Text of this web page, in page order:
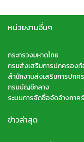
หน่วยงานอื่นๆ
กระทรวงมหาดไทย
กรมส่งเสริมการปกครอง
สำนักงานส่งเสริมการปก
กรมบัญชีกลาง
ระบบการจัดซื้อจัดจ้างภาค
ข่าวล่าสุด